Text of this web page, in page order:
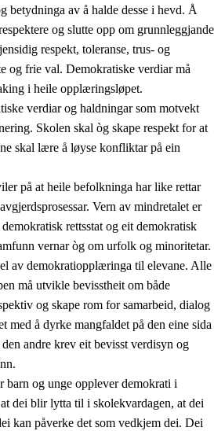
opplæringa
mangfald
etisk bevisstheit
og utforskartrong
og miljøbevisstheit
betydninga av å halde desse i hevd. Å
og slutte opp om grunnleggjande
respekt, toleranse, trus- og
og frie val. Demokratiske verdiar må
i heile opplæringsløpet.
verdiar og haldningar som motvekt
Skolen skal òg skape respekt for at
skal lære å løyse konfliktar på ein
på at heile befolkninga har like rettar
Vern av mindretalet er
rettsstat og eit demokratisk
vernar òg om urfolk og minoritetar.
av demokratiopplæringa til elevane. Alle
må utvikle bevisstheit om både
og skape rom for samarbeid, dialog
med å dyrke mangfaldet på den eine sida
andre krev eit bevisst verdisyn og
barn og unge opplever demokrati i
dei blir lytta til i skolekvardagen, at dei
kan påverke det som vedkjem dei. Dei